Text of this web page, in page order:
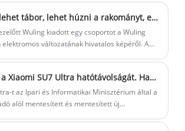
a 400 V-os extrém vonalas verziót, a 800 V-os
a 800 V-os flash-verziót és a 800 V-os
négy konfigurációban, az árkategória 1,997 -
Lehet istálló, lehet tábor, lehet húzni a rakományt, elhatározta, hogy nem a kínai "K autó" Wuling Sunshine tisztán elektromos változata a hivatalos rajzok
Wuling kiadott egy csoportot a Wuling
elektromos változatának hivatalos képéről. A
figyelembe véve a játékosságot és a
Bejelentették a Xiaomi SU7 Ultra hatótávolságát. Hatótáv akár 630 km, akkumulátor kapacitása 93,7 kWh
t az Ipari és Informatikai Minisztérium által a
alól mentesített és mentesített új